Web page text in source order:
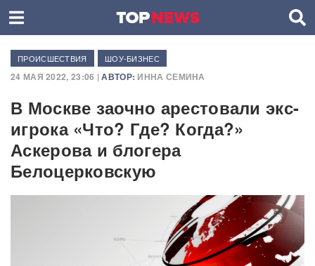
ПРОИСШЕСТВИЯ ШОУ-БИЗНЕС
24 МАЯ 2022, 23:06 |АВТОР: ИННА СЕМИНА
В Москве заочно арестовали экс-
игрока «Что? Где? Когда?»
Аскерова и блогера
Белоцерковскую